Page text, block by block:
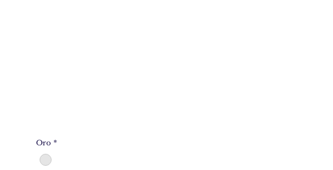
Oro *